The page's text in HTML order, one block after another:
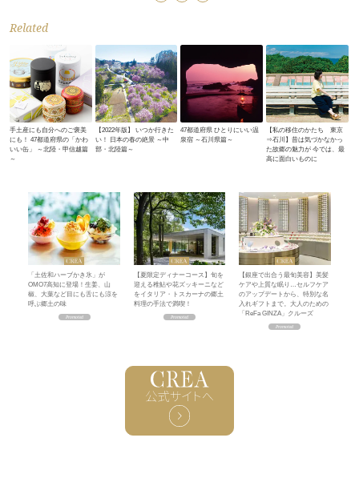
Related
手土産にも自分へのご褒美
にも！ 47都道府県の「かわ
いい缶」 ～北陸・甲信越篇
～
【2022年版】 いつか行きた
い！ 日本の春の絶景 ～中
部・北陸篇～
47都道府県 ひとりにいい温
泉宿 ～石川県篇～
【私の移住のかたち 東京
⇒石川】昔は気づかなかっ
た故郷の魅力が 今では、最
高に面白いものに
「土佐和ハーブかき氷」が
OMO7高知に登場！生姜、山
椒、大葉など目にも舌にも涼を
呼ぶ郷土の味
【夏限定ディナーコース】旬を
迎える稚鮎や花ズッキーニなど
をイタリア・トスカーナの郷土
料理の手法で満喫！
【銀座で出合う最旬美容】美髪
ケアや上質な眠り…セルフケア
のアップデートから、特別な名
入れギフトまで。大人のための
「ReFa GINZA」クルーズ